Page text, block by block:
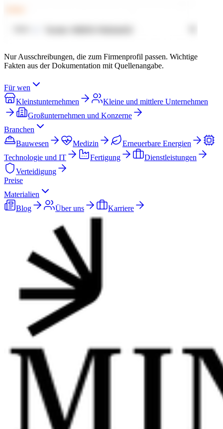
Nur Ausschreibungen, die zum Firmenprofil passen. Wichtige
Fakten aus der Dokumentation mit Quellenangabe.
Für wen
Kleinstunternehmen
Kleine und mittlere Unternehmen
Großunternehmen und Konzerne
Branchen
Bauwesen
Medizin
Erneuerbare Energien
Technologie und IT
Fertigung
Dienstleistungen
Verteidigung
Preise
Materialien
Blog
Über uns Karriere